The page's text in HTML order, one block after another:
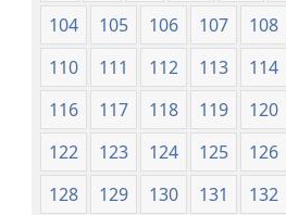
104
105 106 107 108
110
111 112 113 114
116
117 118 119 120
122
123 124 125 126
128
129 130 131 132